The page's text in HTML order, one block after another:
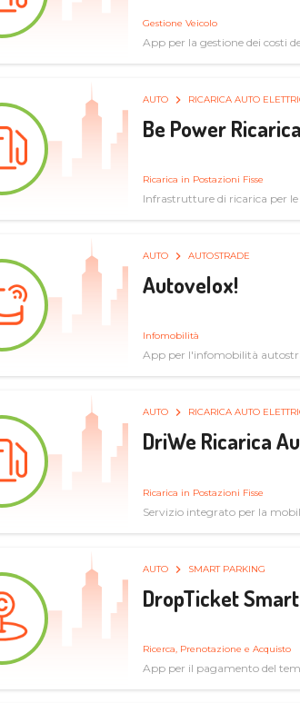
Gestione Veicolo
App per la gestione dei costi
AUTO RICARICA AUTO
Be Power
Ricarica in Postazioni Fisse
Infrastrutture di ricarica per
AUTO AUTOSTRADE
Autovelox!
Infomobilità
App per l'infomobilità
AUTO RICARICA AUTO
DriWe Ricarica
Ricarica in Postazioni Fisse
Servizio integrato per la
AUTO SMART PARKING
DropTicket
Ricerca, Prenotazione e Acquisto
App per il pagamento del